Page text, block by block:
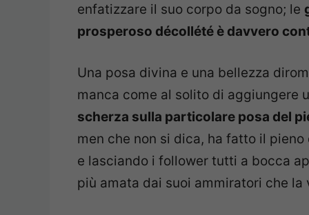
enfatizzare il suo corpo da sogno; le
prosperoso décollété è davvero
Una posa divina e una bellezza
manca come al solito di aggiungere
scherza sulla particolare posa del
men che non si dica, ha fatto il
e lasciando i follower tutti a bocca
più amata dai suoi ammiratori che la